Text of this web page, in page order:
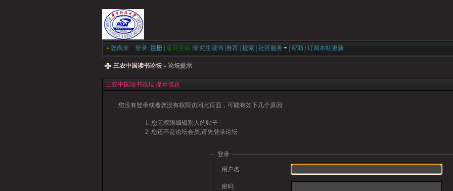
» 您尚未 登录 注册 返回主站 研究生读书 推荐 搜索 社区服务 帮助 订阅本帖更新
三农中国读书论坛 » 论坛提示
三农中国读书论坛 提示信息
您没有登录或者您没有权限访问此页面，可能有如下几个原因:
您无权限编辑别人的贴子
您还不是论坛会员,请先登录论坛
登录
用户名
密码